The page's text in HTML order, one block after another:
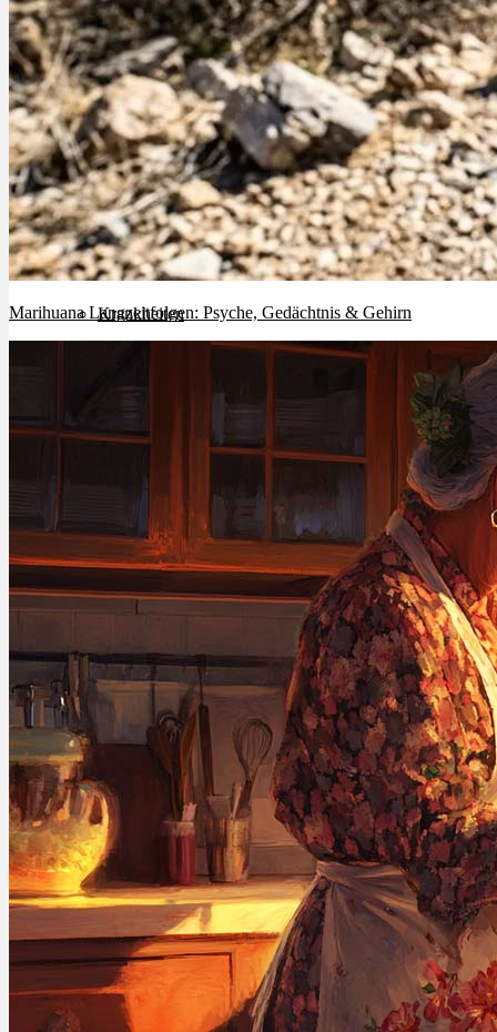
Cannabinoide
THC
CBD
Terpene (Aromen)
Krankheiten
App
Newsletter
Services
Ärzte Service
Marihuana Langzeitfolgen: Psyche, Gedächtnis & Gehirn